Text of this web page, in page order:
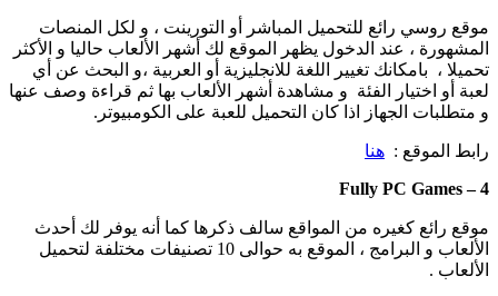
موقع روسي رائع للتحميل المباشر أو التورينت ، و لكل المنصات
المشهورة ، عند الدخول يظهر الموقع لك أشهر الألعاب حاليا و الأكثر
تحميلا ، بامكانك تغيير اللغة للانجليزية أو العربية ،و البحث عن أي
لعبة أو اختيار الفئة و مشاهدة أشهر الألعاب بها ثم قراءة وصف عنها
و متطلبات الجهاز اذا كان التحميل للعبة على الكومبيوتر.
رابط الموقع : هنا
4 – Fully PC Games
موقع رائع كغيره من المواقع سالف ذكرها كما أنه يوفر لك أحدث
الألعاب و البرامج ، الموقع به حوالى 10 تصنيفات مختلفة لتحميل
الألعاب .